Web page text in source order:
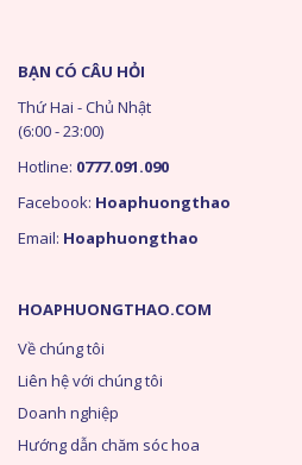
HOAPHUONGTHAO.COM
Về chúng tôi
Liên hệ với chúng tôi
Doanh nghiệp
Hướng dẫn chăm sóc hoa
BẠN CÓ CÂU HỎI
Thứ Hai - Chủ Nhật
(6:00 - 23:00)
Hotline: 0777.091.090
Facebook: Hoaphuongthao
Email: Hoaphuongthao